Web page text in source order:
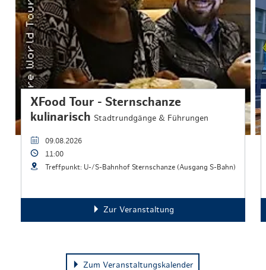
XFood Tour - Sternschanze
kulinarisch Stadtrundgänge & Führungen
09.08.2026
11:00
Treffpunkt: U-/S-Bahnhof Sternschanze (Ausgang S-Bahn)
Zur Veranstaltung
Zum Veranstaltungskalender